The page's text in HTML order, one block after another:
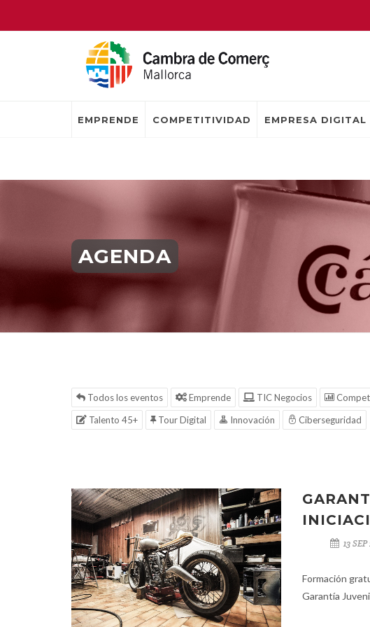
EMPRENDE COMPETITIVIDAD EMPRESA DIGITAL
AGENDA
Todos los eventos Emprende TIC Negocios
Talento 45+
Tour Digital Innovación Ciberseguridad
13
Formación
Garantía